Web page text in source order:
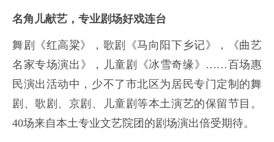
名角儿献艺，专业剧场好戏连台
舞剧《红高粱》，歌剧《马向阳下乡记》，《曲艺
名家专场演出》，儿童剧《冰雪奇缘》……百场惠
民演出活动中，少不了市北区为居民专门定制的舞
剧、歌剧、京剧、儿童剧等本土演艺的保留节目。
40场来自本土专业文艺院团的剧场演出倍受期待。